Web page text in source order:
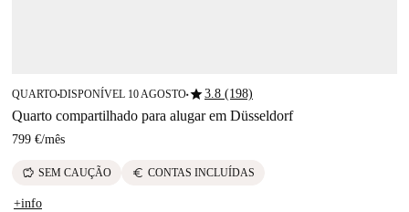
QUARTO■DISPONÍVEL 10 AGOSTO■star3.8 (198)
Quarto compartilhado para alugar em Düsseldorf
799 €/mês
savings SEM CAUÇÃO euro CONTAS INCLUÍDAS
+info